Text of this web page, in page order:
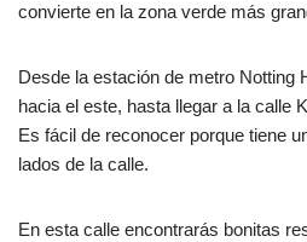
convierte en la zona verde más
Desde la estación de metro Notting
hacia el este, hasta llegar a la calle
Es fácil de reconocer porque tiene
lados de la calle.
En esta calle encontrarás bonitas